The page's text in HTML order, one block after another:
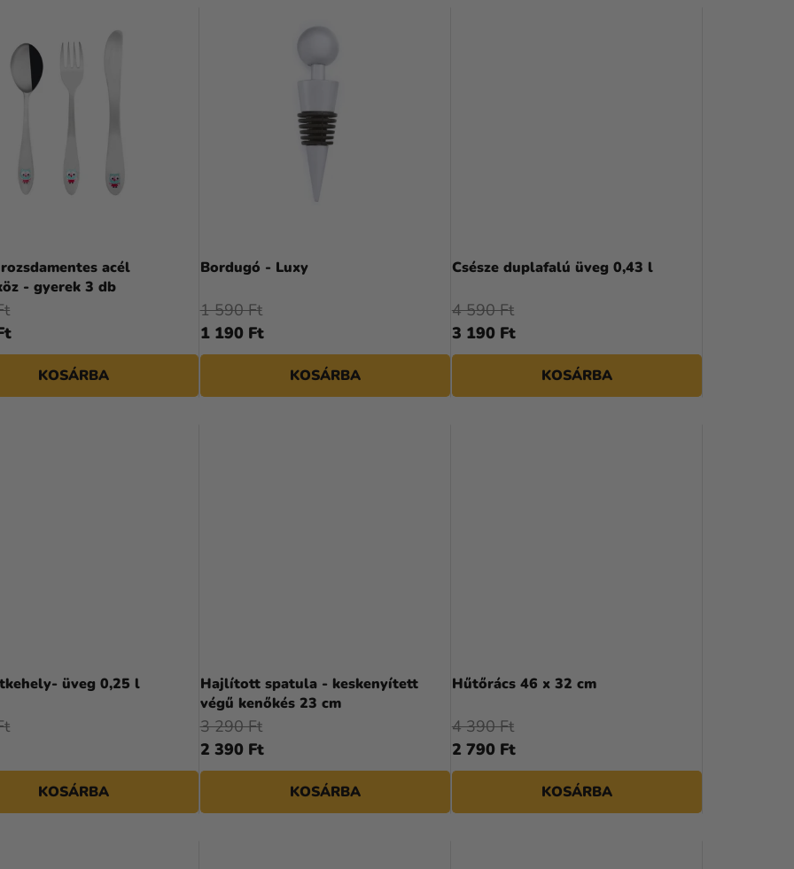
N
Z
É
acél
- gyerek 3 db
KOSÁRBA
Bordugó - Luxy
1 190 Ft
1 590 Ft
KOSÁRBA
Csésze duplafalú üveg 0,43 l
3 190 Ft
4 590 Ft
KOSÁRBA
üveg 0,25 l
KOSÁRBA
Hajlított spatula - keskenyített
végű kenőkés 23 cm
2 390 Ft
3 290 Ft
KOSÁRBA
Hűtőrács 46 x 32 cm
2 790 Ft
4 390 Ft
KOSÁRBA